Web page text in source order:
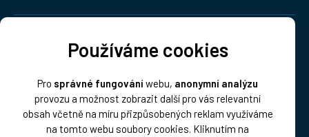
Používáme cookies
Pro správné fungováníwebu, anonymní analýzu
provozu a možnost zobrazit další pro vás relevantní
obsah včetně na míru přizpůsobených reklam využíváme
na tomto webu soubory cookies. Kliknutím na